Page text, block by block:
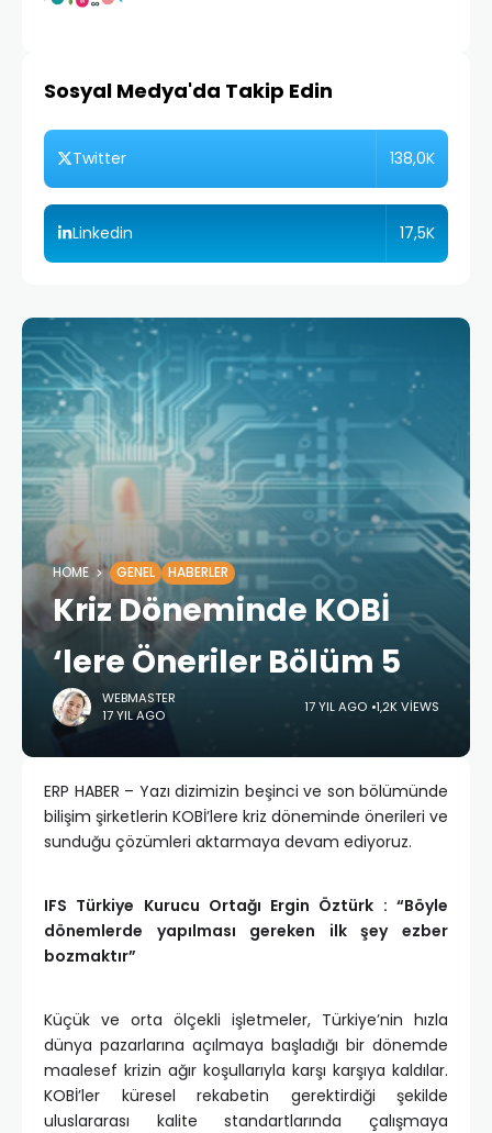
Sosyal Medya'da Takip Edin
Twitter 138,0K
Linkedin 17,5K
HOME GENEL HABERLER
Kriz Döneminde KOBİ
‘lere Öneriler Bölüm 5
WEBMASTER
17 YIL AGO
17 YIL AGO 1,2K VIEWS
ERP HABER – Yazı dizimizin beşinci ve son bölümünde
bilişim şirketlerin KOBİ’lere kriz döneminde önerileri ve
sunduğu çözümleri aktarmaya devam ediyoruz.
IFS Türkiye Kurucu Ortağı Ergin Öztürk : “Böyle
dönemlerde yapılması gereken ilk şey ezber
bozmaktır”
Küçük ve orta ölçekli işletmeler, Türkiye’nin hızla
dünya pazarlarına açılmaya başladığı bir dönemde
maalesef krizin ağır koşullarıyla karşı karşıya kaldılar.
KOBİ’ler küresel rekabetin gerektirdiği şekilde
uluslararası kalite standartlarında çalışmaya